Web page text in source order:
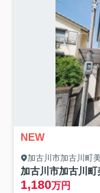
NEW
加古川市加古川町
加古川市加古川
1,180万円